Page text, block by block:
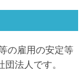
の雇用の安定等
法人です。